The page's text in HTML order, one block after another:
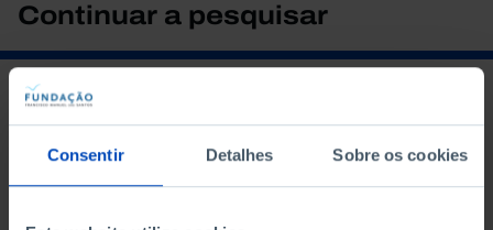
Consentir Detalhes Sobre os cookies
Continuar a pesquisar
O QUE PROCURA?